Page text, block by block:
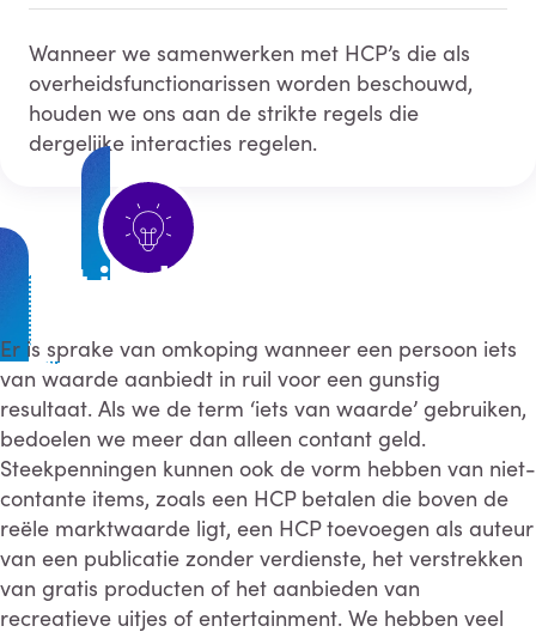
Wanneer we samenwerken met HCP’s die als
overheidsfunctionarissen worden beschouwd,
houden we ons aan de strikte regels die
dergelijke interacties regelen.
Wist je dat?
Er is sprake van omkoping wanneer een persoon iets
van waarde aanbiedt in ruil voor een gunstig
resultaat. Als we de term ‘iets van waarde’ gebruiken,
bedoelen we meer dan alleen contant geld.
Steekpenningen kunnen ook de vorm hebben van niet-
contante items, zoals een HCP betalen die boven de
reële marktwaarde ligt, een HCP toevoegen als auteur
van een publicatie zonder verdienste, het verstrekken
van gratis producten of het aanbieden van
recreatieve uitjes of entertainment. We hebben veel